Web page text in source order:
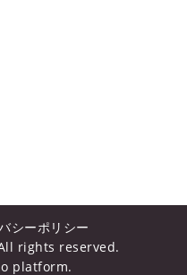
シーポリシー
rights reserved.
platform.